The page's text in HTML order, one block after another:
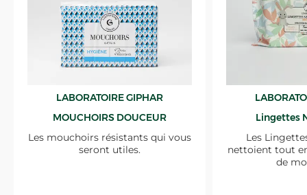
LABORATOIRE GIPHAR
MOUCHOIRS DOUCEUR
Les mouchoirs résistants qui vous
seront utiles.
Lingettes
Les
nettoient tout
de